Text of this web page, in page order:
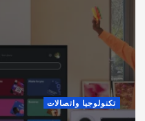
تكنولوجيا واتصالات